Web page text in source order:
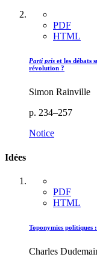
PDF
HTML
Parti pris et les débats
révolution ?
Simon Rainville
p. 234–257
Notice
Idées
PDF
HTML
Toponymies politiques
Charles